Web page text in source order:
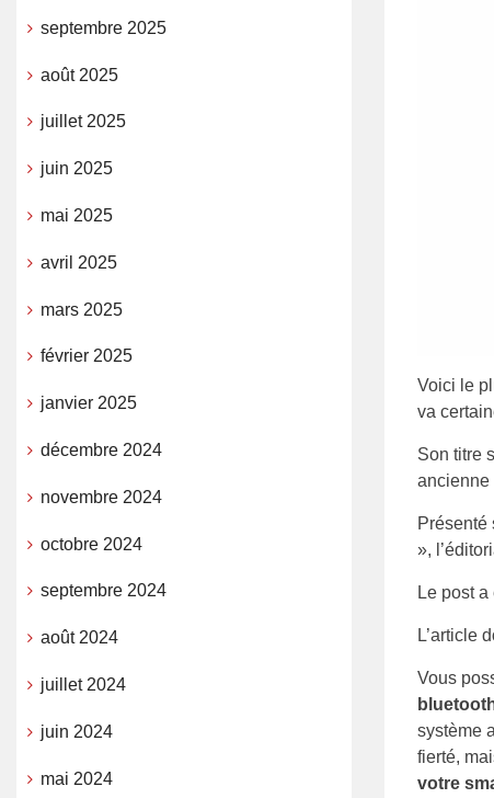
Voici le
va
Son titre
ancienne
Présenté
»,
Le post
L’article
Vous
système
fierté,
votre
septembre 2025
août 2025
juillet 2025
juin 2025
mai 2025
avril 2025
mars 2025
février 2025
janvier 2025
décembre 2024
novembre 2024
octobre 2024
septembre 2024
août 2024
juillet 2024
juin 2024
mai 2024